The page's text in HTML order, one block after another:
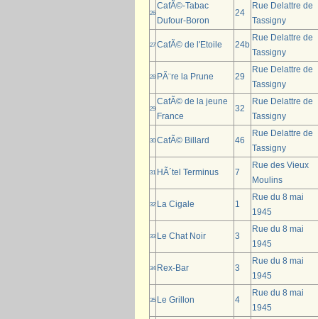
26
CafÃ©-Tabac
Dufour-Boron
24
Rue Delattre de
Tassigny
27 CafÃ© de l'Etoile 24b
Rue Delattre de
Tassigny
28 PÃ¨re la Prune 29
Rue Delattre de
Tassigny
29
CafÃ© de la jeune
France
32
Rue Delattre de
Tassigny
30 CafÃ© Billard 46
Rue Delattre de
Tassigny
31 HÃ´tel Terminus 7
Rue des Vieux
Moulins
32 La Cigale 1
Rue du 8 mai
1945
33 Le Chat Noir 3
Rue du 8 mai
1945
34 Rex-Bar 3
Rue du 8 mai
1945
35 Le Grillon 4
Rue du 8 mai
1945